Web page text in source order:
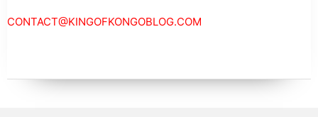
CONTACT@KINGOFKONGOBLOG.COM